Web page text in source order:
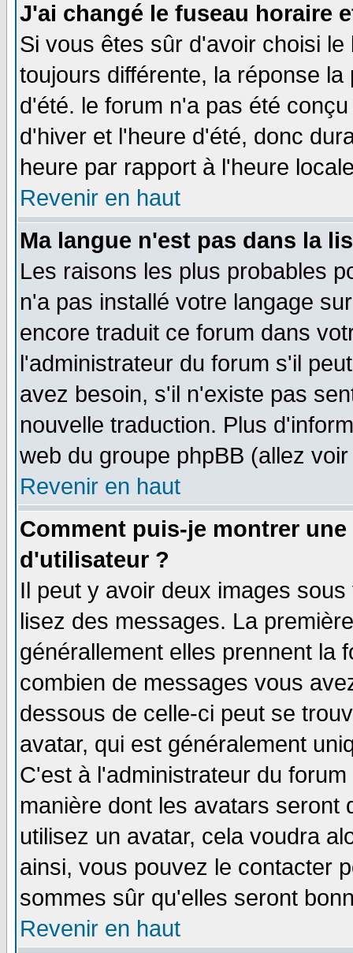
J'ai changé le fuseau horaire
Si vous êtes sûr d'avoir choisi
toujours différente, la réponse
d'été. le forum n'a pas été
d'hiver et l'heure d'été, donc
heure par rapport à l'heure
Revenir en haut
Ma langue n'est pas dans la
Les raisons les plus probables
n'a pas installé votre langage
encore traduit ce forum dans
l'administrateur du forum s'il
avez besoin, s'il n'existe pas
nouvelle traduction. Plus
web du groupe phpBB (allez
Revenir en haut
Comment puis-je montrer
d'utilisateur ?
Il peut y avoir deux images
lisez des messages. La
générallement elles prennent la
combien de messages vous
dessous de celle-ci peut se
avatar, qui est généralement
C'est à l'administrateur du
manière dont les avatars seront
utilisez un avatar, cela voudra
ainsi, vous pouvez le contacter
sommes sûr qu'elles seront
Revenir en haut